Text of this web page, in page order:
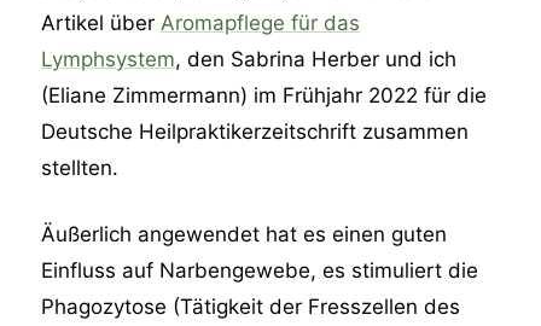
Artikel über Aromapflege für das
Lymphsystem, den Sabrina Herber und ich
(Eliane Zimmermann) im Frühjahr 2022 für die
Deutsche Heilpraktikerzeitschrift zusammen
stellten.
Äußerlich angewendet hat es einen guten
Einfluss auf Narbengewebe, es stimuliert die
Phagozytose (Tätigkeit der Fresszellen des